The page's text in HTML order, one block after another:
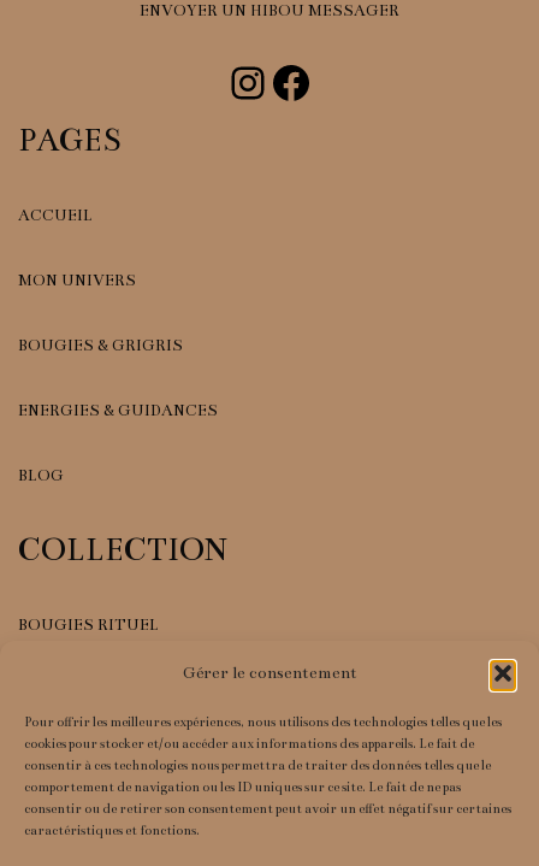
Gérer le consentement
Pour offrir les meilleures expériences, nous utilisons des technologies telles que les
cookies pour stocker et/ou accéder aux informations des appareils. Le fait de
consentir à ces technologies nous permettra de traiter des données telles que le
comportement de navigation ou les ID uniques sur ce site. Le fait de ne pas
consentir ou de retirer son consentement peut avoir un effet négatif sur certaines
caractéristiques et fonctions.
ENVOYER UN HIBOU MESSAGER
Instagram
Facebook
PAGES
ACCUEIL
MON UNIVERS
BOUGIES & GRIGRIS
ENERGIES & GUIDANCES
BLOG
COLLECTION
BOUGIES RITUEL
INFORMATIONS
MENTIONS LEGALES